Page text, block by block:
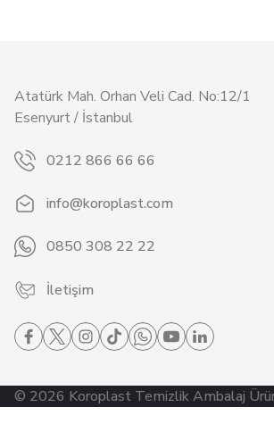
Atatürk Mah. Orhan Veli Cad. No:12/1
Esenyurt / İstanbul
0212 866 66 66
info@koroplast.com
0850 308 22 22
İletişim
© 2026 Koroplast Temizlik Ambalaj